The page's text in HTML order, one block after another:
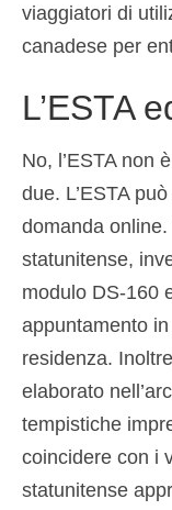
viaggiatori di
canadese per
L’ESTA
No, l’ESTA non
due. L’ESTA
domanda
statunitense,
modulo DS-160
appuntamento
residenza.
elaborato
tempistiche
coincidere con i
statunitense